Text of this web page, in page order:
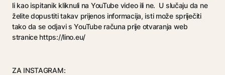
li kao ispitanik kliknuli na YouTube video ili ne. U slučaju da ne
želite dopustiti takav prijenos informacija, isti može spriječiti
tako da se odjavi s YouTube računa prije otvaranja web
stranice https://lino.eu/
ZA INSTAGRAM: